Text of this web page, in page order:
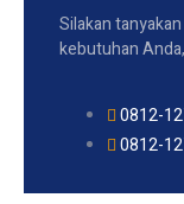
Silakan
kebutuhan
0812-
0812-